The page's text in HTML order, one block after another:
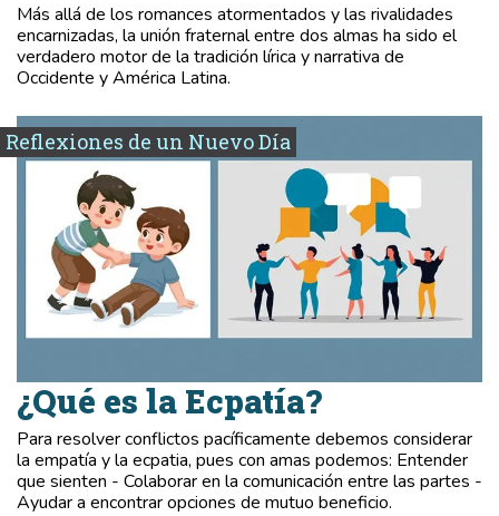
Más allá de los romances atormentados y las rivalidades
encarnizadas, la unión fraternal entre dos almas ha sido el
verdadero motor de la tradición lírica y narrativa de
Occidente y América Latina.
Reflexiones de un Nuevo Día
¿Qué es la Ecpatía?
Para resolver conflictos pacíficamente debemos considerar
la empatía y la ecpatia, pues con amas podemos: Entender
que sienten - Colaborar en la comunicación entre las partes -
Ayudar a encontrar opciones de mutuo beneficio.